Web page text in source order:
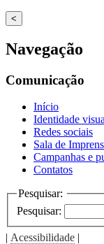
/".
This
shortcut
activates
screen
help
navigate
interact
the
content.
<
Navegação
Comunicação
Início
Identidade
Redes sociais
Sala de
Campanhas e
Contatos
Pesquisar:
Pesquisar:
| Acessibilidade |